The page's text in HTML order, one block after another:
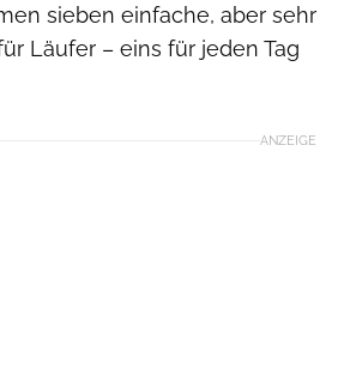
sieben einfache, aber sehr
Läufer – eins für jeden Tag
ANZEIGE